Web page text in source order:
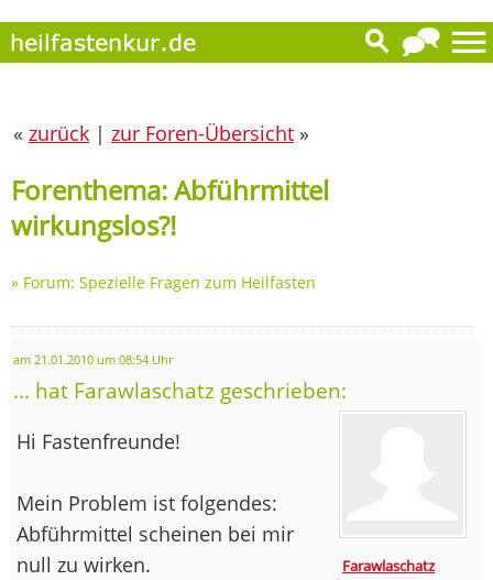
« zurück | zur Foren-Übersicht »
Forenthema: Abführmittel
wirkungslos?!
» Forum: Spezielle Fragen zum Heilfasten
am 21.01.2010 um 08:54 Uhr
... hat Farawlaschatz geschrieben:
Farawlaschatz
Hi Fastenfreunde!
Mein Problem ist folgendes:
Abführmittel scheinen bei mir
null zu wirken.